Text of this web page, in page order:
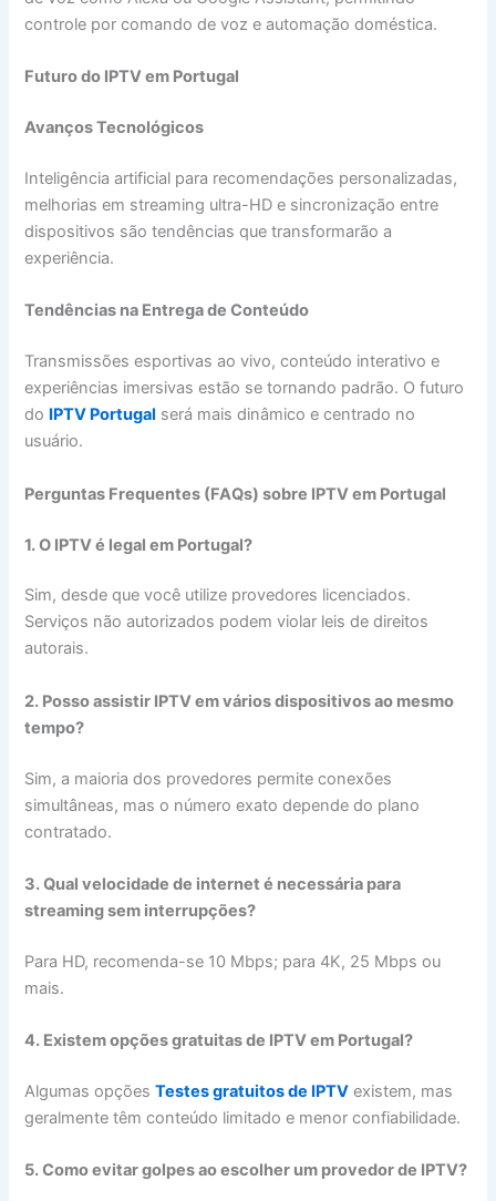
controle por comando de voz e automação doméstica.
Futuro do IPTV em Portugal
Avanços Tecnológicos
Inteligência artificial para recomendações personalizadas,
melhorias em streaming ultra-HD e sincronização entre
dispositivos são tendências que transformarão a
experiência.
Tendências na Entrega de Conteúdo
Transmissões esportivas ao vivo, conteúdo interativo e
experiências imersivas estão se tornando padrão. O futuro
do IPTV Portugal será mais dinâmico e centrado no
usuário.
Perguntas Frequentes (FAQs) sobre IPTV em Portugal
1. O IPTV é legal em Portugal?
Sim, desde que você utilize provedores licenciados.
Serviços não autorizados podem violar leis de direitos
autorais.
2. Posso assistir IPTV em vários dispositivos ao mesmo
tempo?
Sim, a maioria dos provedores permite conexões
simultâneas, mas o número exato depende do plano
contratado.
3. Qual velocidade de internet é necessária para
streaming sem interrupções?
Para HD, recomenda-se 10 Mbps; para 4K, 25 Mbps ou
mais.
4. Existem opções gratuitas de IPTV em Portugal?
Algumas opçõesTestes gratuitos de IPTV existem, mas
geralmente têm conteúdo limitado e menor confiabilidade.
5. Como evitar golpes ao escolher um provedor de IPTV?